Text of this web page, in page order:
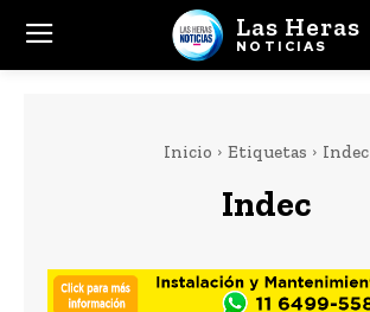
Las Heras
NOTICIAS
Inicio Etiquetas Indec
Indec